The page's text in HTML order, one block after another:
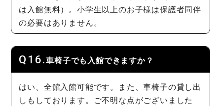
は入館無料）。小学生以上のお子様は保護者同伴
の必要はありません。
車椅子でも入館できますか？
はい、全館入館可能です。また、車椅子の貸し出
しもしております。ご不明な点がございました